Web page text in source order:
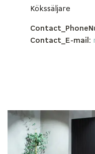
Kökssäljare
Contact_E-mail: